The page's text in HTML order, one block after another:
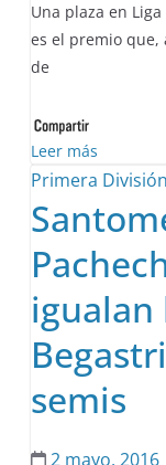
Una plaza en
es el premio que,
de
Leer más
Primera División
igualan
semis
2 mayo, 2016